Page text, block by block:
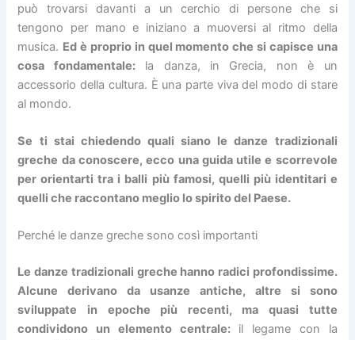
può trovarsi davanti a un cerchio di persone che si
tengono per mano e iniziano a muoversi al ritmo della
musica. Ed è proprio in quel momento che si capisce una
cosa fondamentale:la danza, in Grecia, non è un
accessorio della cultura. È una parte viva del modo di stare
al mondo.
Se ti stai chiedendo quali siano le danze tradizionali
greche da conoscere, ecco una guida utile e scorrevole
per orientarti tra i balli più famosi, quelli più identitari e
quelli che raccontano meglio lo spirito del Paese.
Perché le danze greche sono così importanti
Le danze tradizionali greche hanno radici profondissime.
Alcune derivano da usanze antiche, altre si sono
sviluppate in epoche più recenti, ma quasi tutte
condividono un elemento centrale:il legame con la